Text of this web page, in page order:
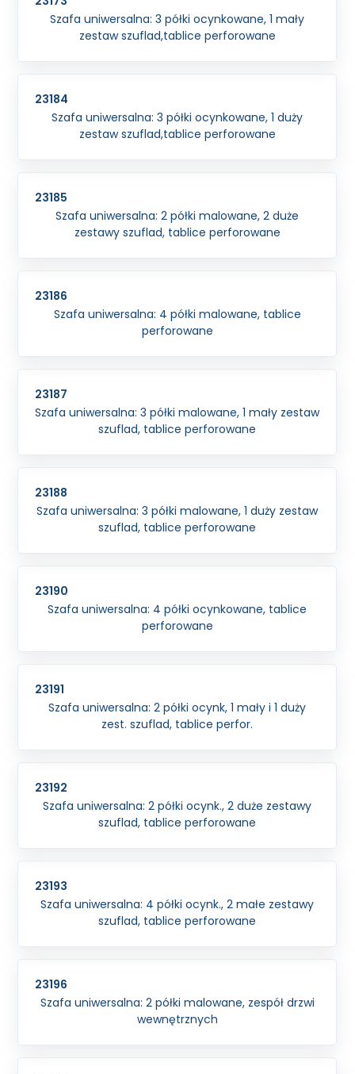
Szafa uniwersalna: 3 półki ocynkowane, 1 mały
zestaw szuflad,tablice perforowane
23184
Szafa uniwersalna: 3 półki ocynkowane, 1 duży
zestaw szuflad,tablice perforowane
23185
Szafa uniwersalna: 2 półki malowane, 2 duże
zestawy szuflad, tablice perforowane
23186
Szafa uniwersalna: 4 półki malowane, tablice
perforowane
23187
Szafa uniwersalna: 3 półki malowane, 1 mały zestaw
szuflad, tablice perforowane
23188
Szafa uniwersalna: 3 półki malowane, 1 duży zestaw
szuflad, tablice perforowane
23190
Szafa uniwersalna: 4 półki ocynkowane, tablice
perforowane
23191
Szafa uniwersalna: 2 półki ocynk, 1 mały i 1 duży
zest. szuflad, tablice perfor.
23192
Szafa uniwersalna: 2 półki ocynk., 2 duże zestawy
szuflad, tablice perforowane
23193
Szafa uniwersalna: 4 półki ocynk., 2 małe zestawy
szuflad, tablice perforowane
23196
Szafa uniwersalna: 2 półki malowane, zespół drzwi
wewnętrznych